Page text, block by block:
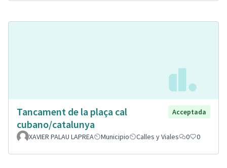
Tancament de la plaça cal
cubano/catalunya
Acceptada
XAVIER PALAU LAPREA Municipio Calles y Viales 0 0